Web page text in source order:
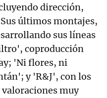
dirección,
últimos montajes,
sus líneas
coproducción
'Ni flores, ni
y 'R&J', con los
muy